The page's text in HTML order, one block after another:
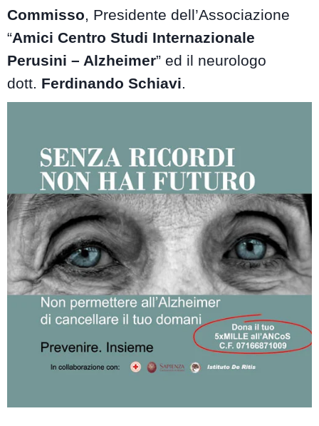
Commisso, Presidente dell’Associazione
“Amici Centro Studi Internazionale
Perusini – Alzheimer” ed il neurologo
dott. Ferdinando Schiavi.